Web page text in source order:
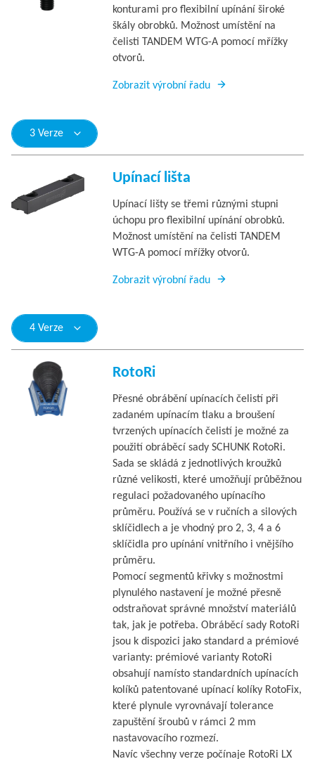
konturami pro flexibilní upínání široké
škály obrobků. Možnost umístění na
čelisti TANDEM WTG-A pomocí mřížky
otvorů.
Zobrazit výrobní řadu
3 Verze
Upínací lišta
Upínací lišty se třemi různými stupni
úchopu pro flexibilní upínání obrobků.
Možnost umístění na čelisti TANDEM
WTG-A pomocí mřížky otvorů.
Zobrazit výrobní řadu
4 Verze
RotoRi
Přesné obrábění upínacích čelistí při
zadaném upínacím tlaku a broušení
tvrzených upínacích čelistí je možné za
použití obráběcí sady SCHUNK RotoRi.
Sada se skládá z jednotlivých kroužků
různé velikosti, které umožňují průběžnou
regulaci požadovaného upínacího
průměru. Používá se v ručních a silových
sklíčidlech a je vhodný pro 2, 3, 4 a 6
sklíčidla pro upínání vnitřního i vnějšího
průměru.
Pomocí segmentů křivky s možnostmi
plynulého nastavení je možné přesně
odstraňovat správné množství materiálů
tak, jak je potřeba. Obráběcí sady RotoRi
jsou k dispozici jako standard a prémiové
varianty: prémiové varianty RotoRi
obsahují namísto standardních upínacích
kolíků patentované upínací kolíky RotoFix,
které plynule vyrovnávají tolerance
zapuštění šroubů v rámci 2 mm
nastavovacího rozmezí.
Navíc všechny verze počínaje RotoRi LX